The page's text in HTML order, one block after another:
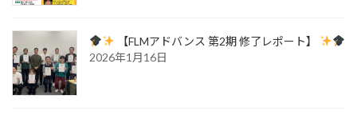
【FLMアドバンス 第2期 修了レポート】
2026年1月16日